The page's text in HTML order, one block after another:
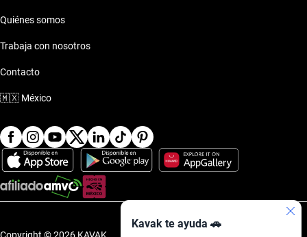
Kavak te ayuda 🚗
Quiénes somos
Trabaja con nosotros
Contacto
🇲🇽 México